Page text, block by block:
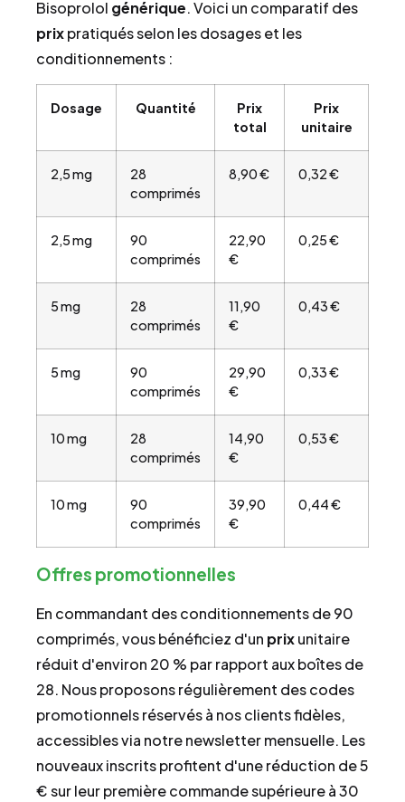
Bisoprolol générique. Voici un comparatif des
prixpratiqués selon les dosages et les
conditionnements :
Dosage Quantité
Prix
total
Prix
unitaire
2,5 mg
28
comprimés
8,90 € 0,32 €
2,5 mg
90
comprimés
22,90
€
0,25 €
5 mg
28
comprimés
11,90
€
0,43 €
5 mg
90
comprimés
29,90
€
0,33 €
10 mg
28
comprimés
14,90
€
0,53 €
10 mg
90
comprimés
39,90
€
0,44 €
Offres promotionnelles
En commandant des conditionnements de 90
comprimés, vous bénéficiez d'un prixunitaire
réduit d'environ 20 % par rapport aux boîtes de
28. Nous proposons régulièrement des codes
promotionnels réservés à nos clients fidèles,
accessibles via notre newsletter mensuelle. Les
nouveaux inscrits profitent d'une réduction de 5
€ sur leur première commande supérieure à 30